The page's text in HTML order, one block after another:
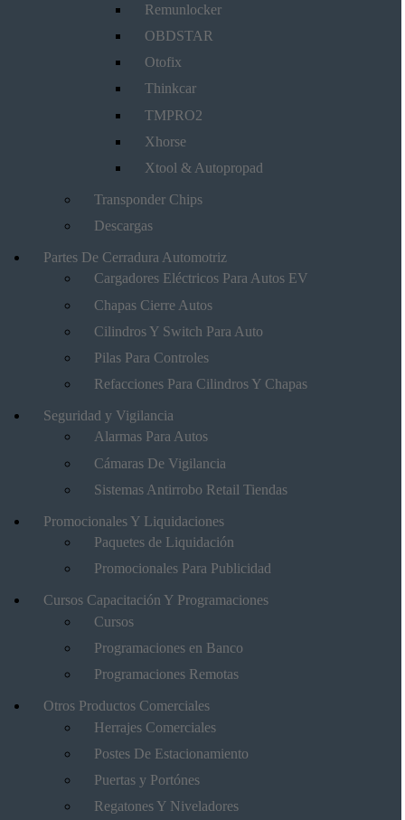
Remunlocker
OBDSTAR
Otofix
Thinkcar
TMPRO2
Xhorse
Xtool & Autopropad
Transponder Chips
Descargas
Partes De Cerradura Automotriz
Cargadores Eléctricos Para Autos EV
Chapas Cierre Autos
Cilindros Y Switch Para Auto
Pilas Para Controles
Refacciones Para Cilindros Y Chapas
Seguridad y Vigilancia
Alarmas Para Autos
Cámaras De Vigilancia
Sistemas Antirrobo Retail Tiendas
Promocionales Y Liquidaciones
Paquetes de Liquidación
Promocionales Para Publicidad
Cursos Capacitación Y Programaciones
Cursos
Programaciones en Banco
Programaciones Remotas
Otros Productos Comerciales
Herrajes Comerciales
Postes De Estacionamiento
Puertas y Portónes
Regatones Y Niveladores